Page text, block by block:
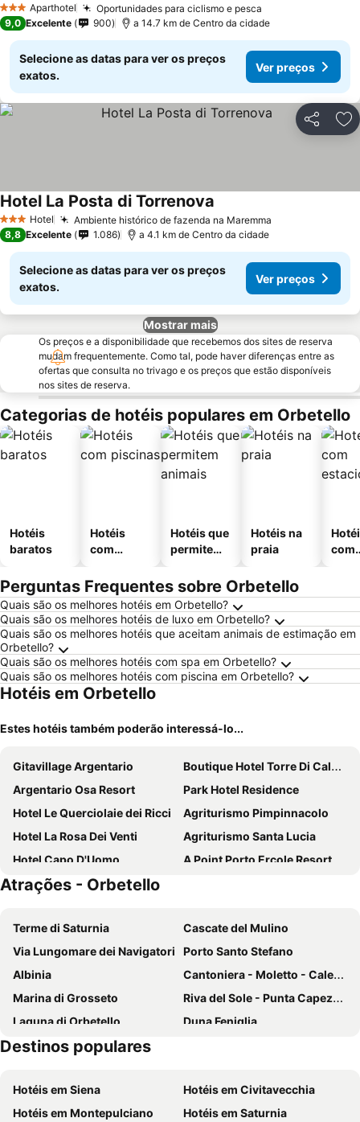
3 EstrelasAparthotel Oportunidades para ciclismo e pesca
9,0 Excelente 900 a 14.7 km de Centro da cidade
Selecione as datas para ver os preços
exatos.
Ver preços
Partilhar
3 EstrelasHotel Ambiente histórico de fazenda na Maremma
Hotel La Posta di Torrenova
8,8 Excelente 1.086 a 4.1 km de Centro da cidade
Selecione as datas para ver os preços
exatos.
Ver preços
Mostrar mais
Os preços e a disponibilidade que recebemos dos sites de reserva
mudam frequentemente. Como tal, pode haver diferenças entre as
ofertas que consulta no trivago e os preços que estão disponíveis
nos sites de reserva.
Categorias de hotéis populares em Orbetello
Hotéis
baratos
Hotéis
com
Hotéis que
permitem
Hotéis na
praia
com
Perguntas Frequentes sobre Orbetello
Quais são os melhores hotéis em Orbetello?
Quais são os melhores hotéis de luxo em Orbetello?
Quais são os melhores hotéis que aceitam animais de estimação em
Orbetello?
Quais são os melhores hotéis com spa em Orbetello?
Quais são os melhores hotéis com piscina em Orbetello?
Hotéis em Orbetello
Estes hotéis também poderão interessá-lo...
Gitavillage Argentario
Boutique Hotel Torre Di Cala Piccola
Argentario Osa Resort
Park Hotel Residence
Hotel Le Querciolaie dei Ricci
Agriturismo Pimpinnacolo
Hotel La Rosa Dei Venti
Agriturismo Santa Lucia
Hotel Capo D'Uomo
A Point Porto Ercole Resort & Spa
Argentario
Hotel La Caletta
Bike&Boat Argentario Hotel
Vittoria Porto Santo Stefano
Atrações - Orbetello
Terme di Saturnia
Cascate del Mulino
Via Lungomare dei Navigatori
Porto Santo Stefano
Albinia
Cantoniera - Moletto - Caletta
Marina di Grosseto
Riva del Sole - Punta Capezzolo
Laguna di Orbetello
Duna Feniglia
Acqua Dolce - Spiaggia Lunga
Bagno Serena
Le Viste
Porto Ercole
Palazzo Aldobrandeschi
Destinos populares
Hotéis em Siena
Hotéis em Civitavecchia
Hotéis em Montepulciano
Hotéis em Saturnia